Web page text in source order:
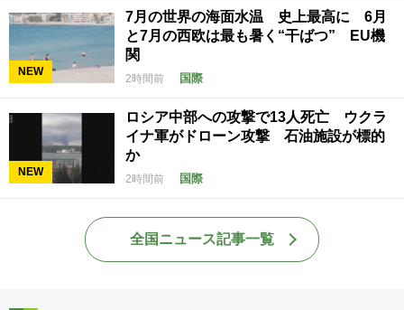
NEW
7月の世界の海面水温 史上最高に 6月
と7月の西欧は最も暑く“干ばつ” EU機
関
2時間前 国際
NEW
ロシア中部への攻撃で13人死亡 ウクラ
イナ軍がドローン攻撃 石油施設が標的
か
2時間前 国際
全国ニュース記事一覧